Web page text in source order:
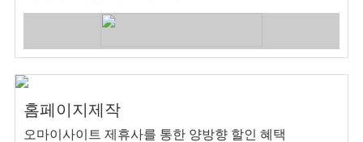
홈페이지제작
오마이사이트 제휴사를 통한 양방향 할인 혜택